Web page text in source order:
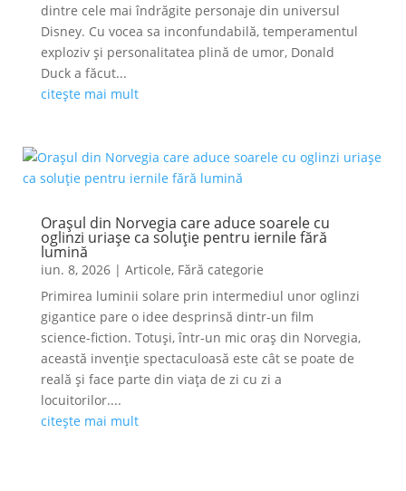
dintre cele mai îndrăgite personaje din universul
Disney. Cu vocea sa inconfundabilă, temperamentul
exploziv și personalitatea plină de umor, Donald
Duck a făcut...
citește mai mult
Orașul din Norvegia care aduce soarele cu
oglinzi uriașe ca soluție pentru iernile fără
lumină
iun. 8, 2026| Articole, Fără categorie
Primirea luminii solare prin intermediul unor oglinzi
gigantice pare o idee desprinsă dintr-un film
science-fiction. Totuși, într-un mic oraș din Norvegia,
această invenție spectaculoasă este cât se poate de
reală și face parte din viața de zi cu zi a
locuitorilor....
citește mai mult